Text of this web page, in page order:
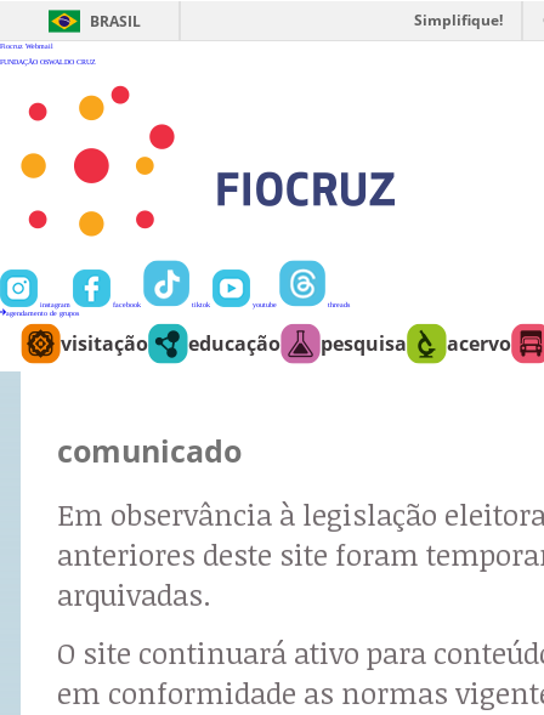
BRASIL Simplifique!
Fiocruz Webmail
FUNDAÇÃO OSWALDO CRUZ
instagram facebook tiktok youtube
threads
agendamento de grupos
visitação educação pesquisa acervo
comunicado
Em observância à legislação
anteriores deste site foram
arquivadas.
O site continuará ativo para
em conformidade as normas